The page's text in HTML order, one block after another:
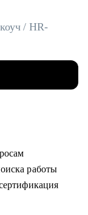
/ HR-
работы